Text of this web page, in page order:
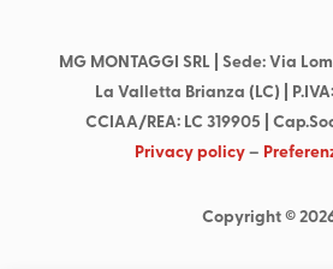
MG MONTAGGI SRL | Sede: Via
La Valletta Brianza (LC) | P.IVA:
CCIAA/REA: LC 319905 |
Privacy policy –
Copyright ©